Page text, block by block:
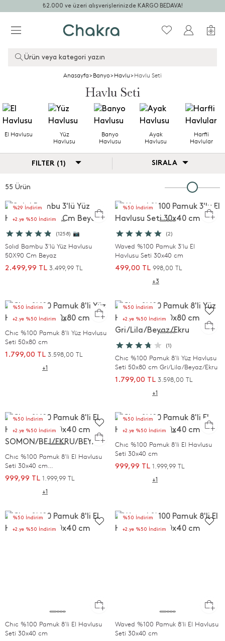
₺2.000 ve üzeri alışverişlerinizde KARGO BEDAVA!
Ürün veya kategori yazın
Anasayfa>Banyo>Havlu>Havlu Seti
Havlu Seti
El Havlusu
Yüz
Havlusu
Banyo
Havlusu
Ayak
Havlusu
Harfli
Havlular
FILTER (1) SIRALA
55 Ürün
%29 İndirim
+2.ye %50 İndirim
(1258) 📷
Solıd Bambu 3'lü Yüz Havlusu
50X90 Cm Beyaz
2.499,99 TL 3.499,99 TL
%50 İndirim
(2)
Waved %100 Pamuk 3'lu El
Havlusu Seti 30x40 cm
499,00 TL 998,00 TL
+3
%50 İndirim
+2.ye %50 İndirim
Chıc %100 Pamuk 8'li Yüz Havlusu
Seti 50x80 cm
1.799,00 TL 3.598,00 TL
+1
%50 İndirim
+2.ye %50 İndirim
(1)
Chıc %100 Pamuk 8'li Yüz Havlusu
Seti 50x80 cm Gri/Lila/Beyaz/Ekru
1.799,00 TL 3.598,00 TL
+1
%50 İndirim
+2.ye %50 İndirim
Chıc %100 Pamuk 8'li El Havlusu
Seti 30x40 cm
SOMON/BEJ/EKRU/BEYAZ
999,99 TL 1.999,99 TL
+1
%50 İndirim
+2.ye %50 İndirim
Chıc %100 Pamuk 8'li El Havlusu
Seti 30x40 cm
999,99 TL 1.999,99 TL
+1
%50 İndirim
+2.ye %50 İndirim
Chıc %100 Pamuk 8'li El Havlusu
Seti 30x40 cm
%50 İndirim
+2.ye %50 İndirim
Waved %100 Pamuk 8'li El Havlusu
Seti 30x40 cm